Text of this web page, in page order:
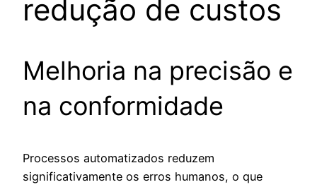
redução de custos
Melhoria na precisão e
na conformidade
Processos automatizados reduzem
significativamente os erros humanos, o que